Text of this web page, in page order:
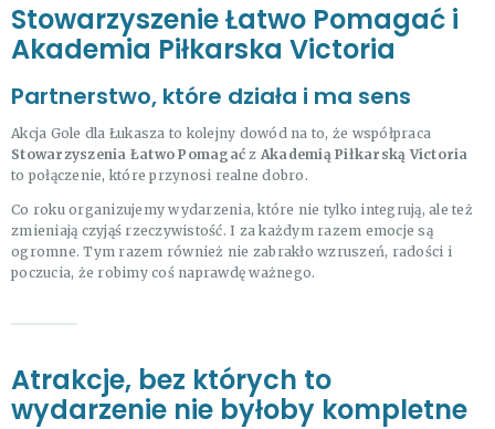
Stowarzyszenie Łatwo Pomagać i
Akademia Piłkarska Victoria
Partnerstwo, które działa i ma sens
Akcja Gole dla Łukasza to kolejny dowód na to, że współpraca
Stowarzyszenia Łatwo Pomagać z Akademią Piłkarską Victoria
to połączenie, które przynosi realne dobro.
Co roku organizujemy wydarzenia, które nie tylko integrują, ale też
zmieniają czyjąś rzeczywistość. I za każdym razem emocje są
ogromne. Tym razem również nie zabrakło wzruszeń, radości i
poczucia, że robimy coś naprawdę ważnego.
Atrakcje, bez których to
wydarzenie nie byłoby kompletne